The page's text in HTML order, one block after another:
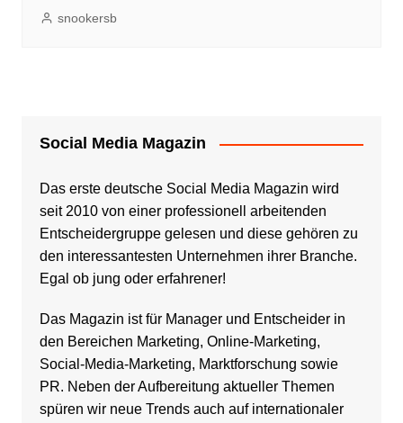
snookersb
Social Media Magazin
Das erste deutsche Social Media Magazin wird
seit 2010 von einer professionell arbeitenden
Entscheidergruppe gelesen und diese gehören zu
den interessantesten Unternehmen ihrer Branche.
Egal ob jung oder erfahrener!
Das Magazin ist für Manager und Entscheider in
den Bereichen Marketing, Online-Marketing,
Social-Media-Marketing, Marktforschung sowie
PR. Neben der Aufbereitung aktueller Themen
spüren wir neue Trends auch auf internationaler